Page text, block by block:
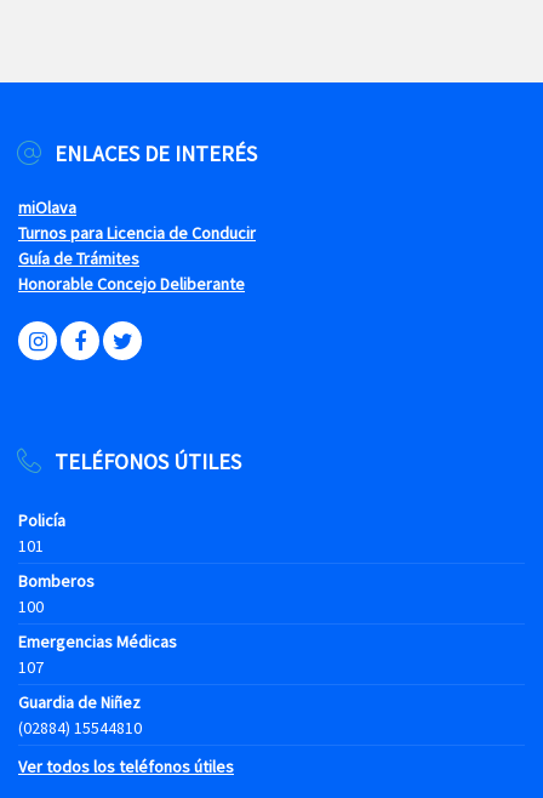
ENLACES DE INTERÉS
miOlava
Turnos para Licencia de Conducir
Guía de Trámites
Honorable Concejo Deliberante
TELÉFONOS ÚTILES
Policía
101
Bomberos
100
Emergencias Médicas
107
Guardia de Niñez
(02884) 15544810
Ver todos los teléfonos útiles